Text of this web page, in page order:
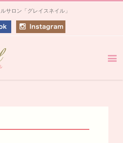
サロン「グレイスネイル」